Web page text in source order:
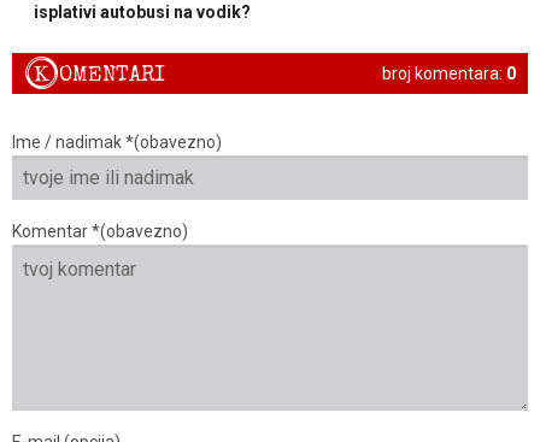
isplativi autobusi na vodik?
broj komentara: 0
KOMENTARI
Ime / nadimak *(obavezno)
Komentar *(obavezno)